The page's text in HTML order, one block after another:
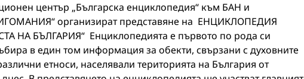
център „Българска енциклопедия“ към БАН и
организират представяне на ЕНЦИКЛОПЕДИЯ
НА БЪЛГАРИЯ“ Енциклопедията е първото по рода си
в един том информация за обекти, свързани с духовните
етноси, населявали територията на България от